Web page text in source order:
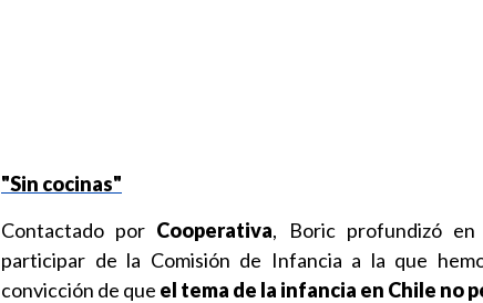
"Sin cocinas"
Contactado por Cooperativa, Boric profundizó en
participar de la Comisión de Infancia a la que
convicción de que el tema de la infancia en Chile no